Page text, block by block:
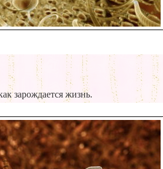
зарождается жизнь.